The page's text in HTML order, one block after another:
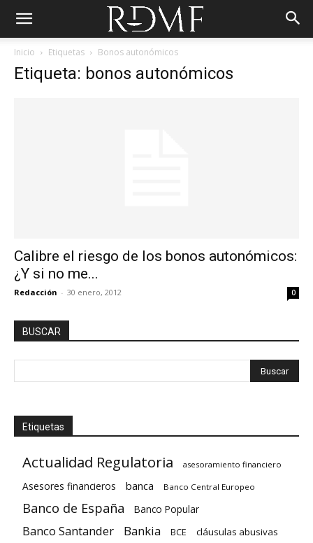
Inicio Etiquetas Bonos autonómicos
Etiqueta: bonos autonómicos
Calibre el riesgo de los bonos autonómicos:
¿Y si no me...
Redacción - 30 enero, 2012 0
BUSCAR
Etiquetas
Actualidad Regulatoria asesoramiento financiero
Asesores financieros banca Banco Central Europeo
Banco de España Banco Popular
Banco Santander Bankia BCE cláusulas abusivas